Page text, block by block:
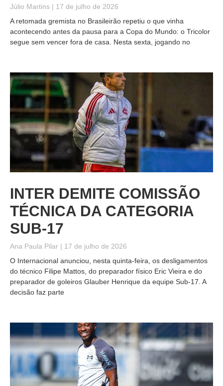
Júlio Martins
17 de julho de 2026
A retomada gremista no Brasileirão repetiu o que vinha
acontecendo antes da pausa para a Copa do Mundo: o Tricolor
segue sem vencer fora de casa. Nesta sexta, jogando no
INTER DEMITE COMISSÃO
TÉCNICA DA CATEGORIA
SUB-17
Ana Paula Pilar
17 de julho de 2026
O Internacional anunciou, nesta quinta-feira, os desligamentos
do técnico Filipe Mattos, do preparador físico Eric Vieira e do
preparador de goleiros Glauber Henrique da equipe Sub-17. A
decisão faz parte